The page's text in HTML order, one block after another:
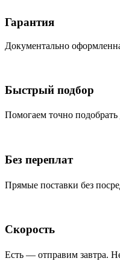
Гарантия
Документально
Быстрый подбор
Помогаем точно
Без переплат
Прямые поставки без
Скорость
Есть — отправим завтра.